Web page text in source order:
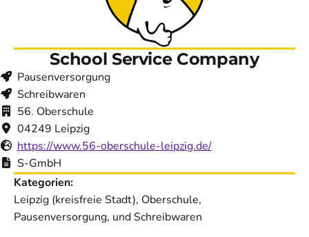
School Service Company
Pausenversorgung
Schreibwaren
56. Oberschule
04249 Leipzig
https://www.56-oberschule-leipzig.de/
S-GmbH
Kategorien:
Leipzig (kreisfreie Stadt), Oberschule,
Pausenversorgung, und Schreibwaren